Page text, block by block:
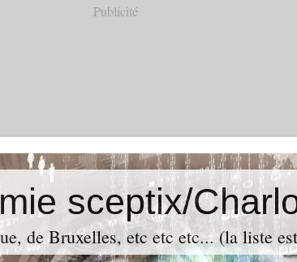
Publicité
sceptix/
de Bruxelles, etc etc etc... (la liste